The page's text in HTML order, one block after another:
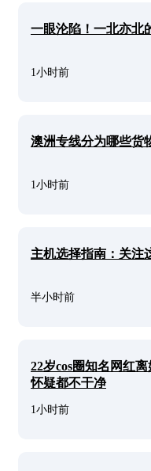
一眼沦陷！一北亦北
1小时前
澳洲专线分为哪些货
1小时前
主机选择指南：关注
半小时前
22岁cos圈知名网红
怀疑都不干净
1小时前